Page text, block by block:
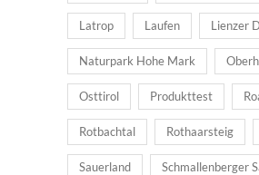
Latrop Laufen Lienzer
Naturpark Hohe Mark
Osttirol Produkttest
Rotbachtal Rothaarsteig
Sauerland Schmallenberger